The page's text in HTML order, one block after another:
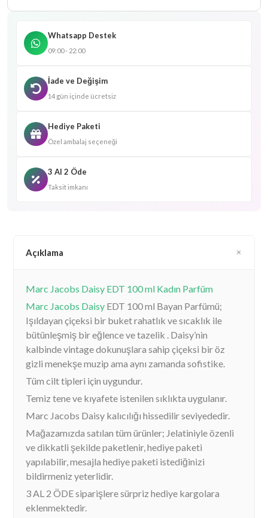
Whatsapp Destek
09:00 - 22:00
İade ve Değişim
14 gün içinde ücretsiz
Hediye Paketi
Özel ambalaj seçeneği
3 Al 2 Öde
Taksit imkanı
Açıklama
Marc Jacobs Daisy EDT 100 ml Kadın Parfüm
Marc Jacobs Daisy EDT 100 ml Bayan Parfümü;
Işıldayan çiçeksi bir buket rahatlık ve sıcaklık ile
bütünleşmiş bir eğlence ve tazelik . Daisy’nin
kalbinde vintage dokunuşlara sahip çiçeksi bir öz
gizli menekşe muzip ama aynı zamanda sofistike.
Tüm cilt tipleri için uygundur.
Temiz tene ve kıyafete istenilen sıklıkta uygulanır.
Marc Jacobs Daisy kalıcılığı hissedilir seviyededir.
Mağazamızda satılan tüm ürünler; Jelatiniyle özenli
ve dikkatli şekilde paketlenir, hediye paketi
yapılabilir, mesajla hediye paketi istediğinizi
bildirmeniz yeterlidir.
3 AL 2 ÖDE siparişlere sürpriz hediye kargolara
eklenmektedir.